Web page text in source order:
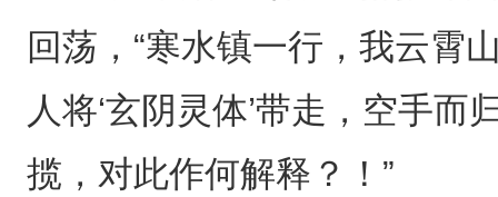
回荡，“寒水镇一行，我云霄
人将‘玄阴灵体’带走，空手
揽，对此作何解释？！”